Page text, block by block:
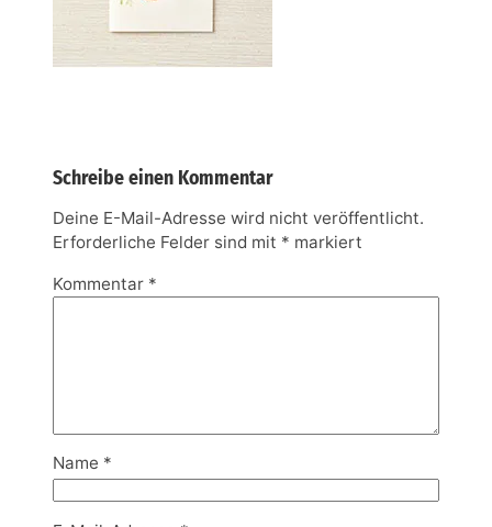
Schreibe einen Kommentar
Deine E-Mail-Adresse wird nicht veröffentlicht.
Erforderliche Felder sind mit * markiert
Kommentar *
Name *